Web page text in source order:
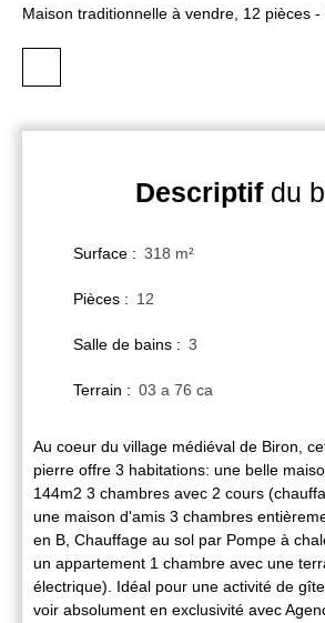
Maison traditionnelle à vendre, 12 pièces
Descriptifdu
Surface : 318 m²
Pièces : 12
Salle de bains : 3
Terrain : 03 a 76 ca
Au coeur du village médiéval de Biron,
pierre offre 3 habitations: une belle
144m2 3 chambres avec 2 cours
une maison d'amis 3 chambres
en B, Chauffage au sol par Pompe à
un appartement 1 chambre avec une
électrique). Idéal pour une activité de
voir absolument en exclusivité avec